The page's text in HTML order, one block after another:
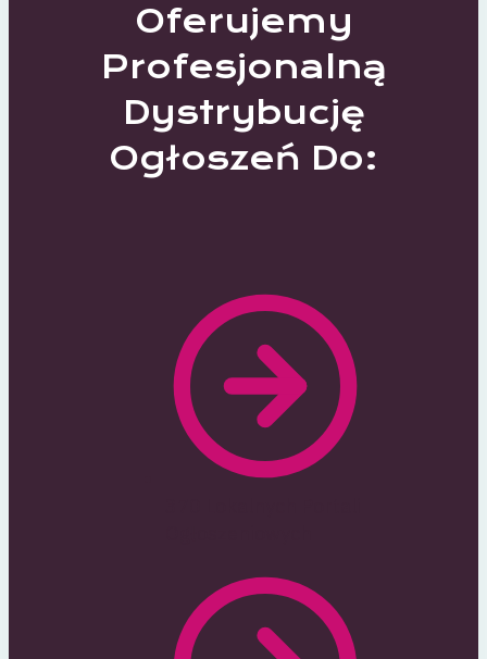
Oferujemy
Profesjonalną
Dystrybucję
Ogłoszeń Do: